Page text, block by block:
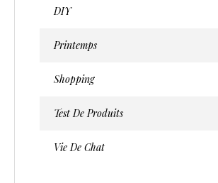
DIY
Printemps
Shopping
Test De Produits
Vie De Chat